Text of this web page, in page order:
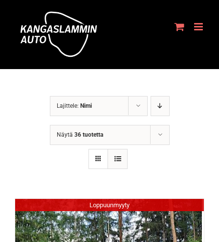
content
Lajittele: Nimi
Näytä 36 tuotetta
Loppuunmyyty